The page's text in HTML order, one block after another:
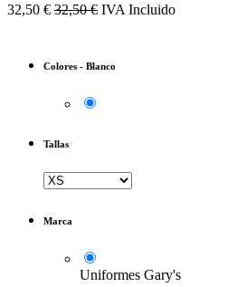
32,50 € 32,50€ IVA Incluido
Colores - Blanco
Tallas
Marca
Uniformes Gary's